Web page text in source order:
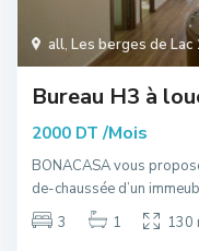
all, Les berges de Lac
Bureau H3 à
2000 DT /Mois
BONACASA vous
de-chaussée d’un
3
1 130